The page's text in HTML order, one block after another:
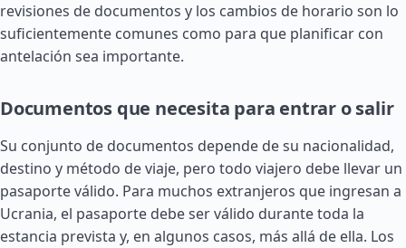
revisiones de documentos y los cambios de horario son lo
suficientemente comunes como para que planificar con
antelación sea importante.
Documentos que necesita para entrar o salir
Su conjunto de documentos depende de su nacionalidad,
destino y método de viaje, pero todo viajero debe llevar un
pasaporte válido. Para muchos extranjeros que ingresan a
Ucrania, el pasaporte debe ser válido durante toda la
estancia prevista y, en algunos casos, más allá de ella. Los